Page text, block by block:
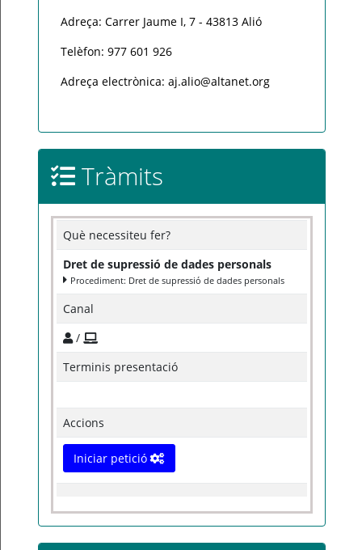
Adreça: Carrer Jaume I, 7 - 43813 Alió
Telèfon: 977 601 926
Adreça electrònica: aj.alio@altanet.org
Tràmits
Què necessiteu fer?
Dret de supressió de dades personals
Procediment: Dret de supressió de dades personals
Canal
/
Terminis presentació
Accions
Iniciar petició